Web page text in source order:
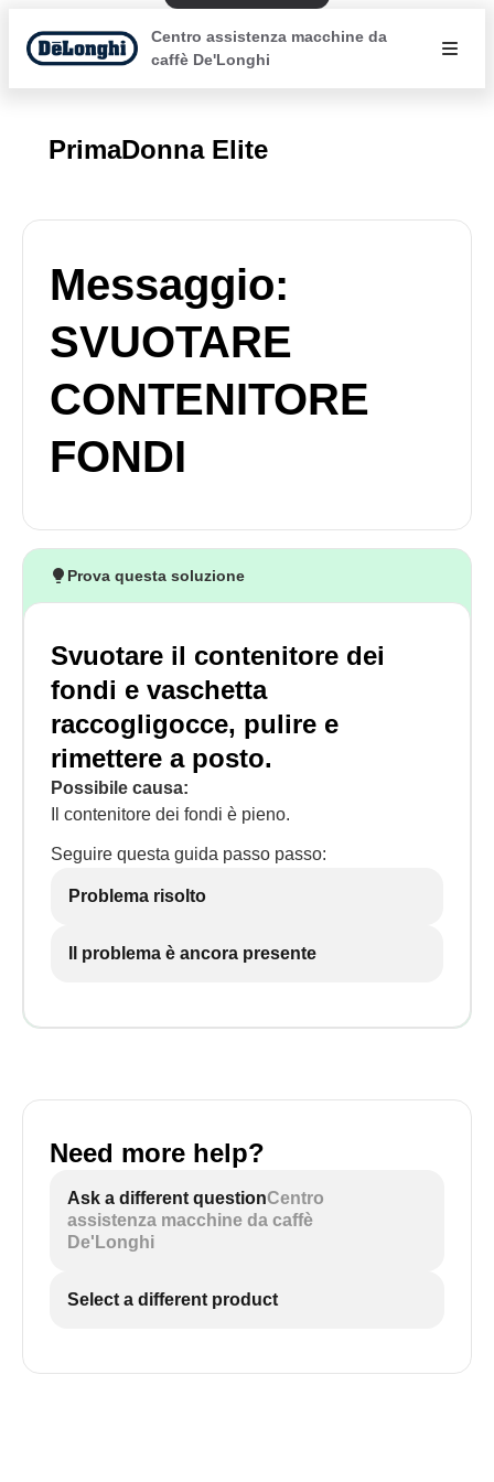
Centro assistenza macchine da
caffè De'Longhi
PrimaDonna Elite
Messaggio:
SVUOTARE
CONTENITORE
FONDI
Prova questa soluzione
Svuotare il contenitore dei
fondi e vaschetta
raccogligocce, pulire e
rimettere a posto.
Possibile causa:
Il contenitore dei fondi è pieno.
Seguire questa guida passo passo:
Problema risolto
Il problema è ancora presente
Need more help?
Ask a different questionCentro
assistenza macchine da caffè
De'Longhi
Select a different product